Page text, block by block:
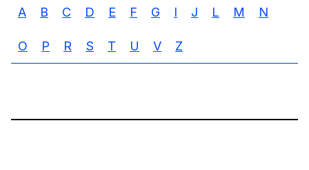
A B C D E F G I J L M N
O P R S T U V Z